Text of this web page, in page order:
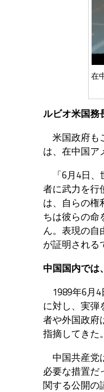
在
ルビオ米国務
米国政府も
は、在中国ア
「6月4日、
者に武力を行
は、自らの権
ちは彼らの命
ん。表現の自
が証明される
中国国内では
1989年6月4
に対し、実弾
者や外国政府
指摘してきた
中国共産党
必要な措置だ
関する公開の